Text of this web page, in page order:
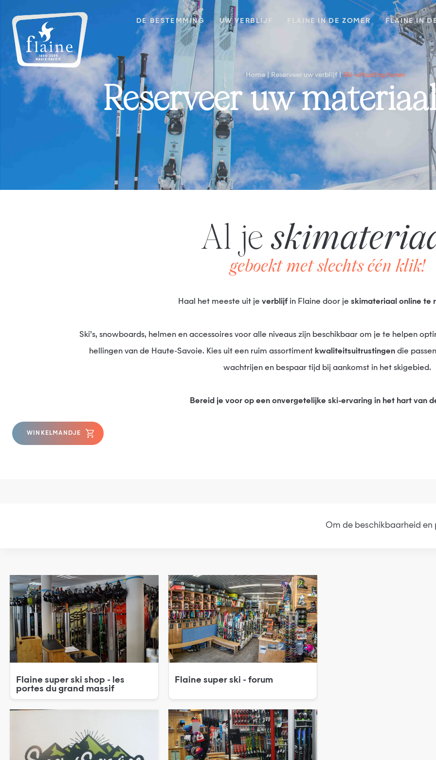
DE BESTEMMING UW VERBLIJF FLAINE IN DE ZOMER FLAINE IN
Home Reserveer uw verblijf Ski-uitrusting huren
Reserveer uw
Al je
geboekt met slechts één klik!
Haal het meeste uit je verblijf in Flaine door je skimateriaal online te
Ski’s, snowboards, helmen en accessoires voor alle niveaus zijn beschikbaar om je te helpen optimaal te genieten van de besneeuwde
hellingen van de Haute-Savoie. Kies uit een ruim assortiment kwaliteitsuitrustingendie
wachtrijen en bespaar tijd bij aankomst in het skigebied.
Bereid je voor op een onvergetelijke ski-ervaring in het hart van
WINKELMANDJE
Om de beschikbaarheid en
flaine super ski shop - les
portes du grand massif
flaine super ski - forum